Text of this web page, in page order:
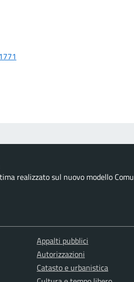
realizzato sul nuovo modello
Appalti pubblici
Autorizzazioni
Catasto e urbanistica